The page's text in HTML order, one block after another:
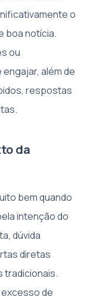
o
boa notícia.
ou
além de
respostas
da
bem quando
intenção do
dúvida
diretas
tradicionais.
de